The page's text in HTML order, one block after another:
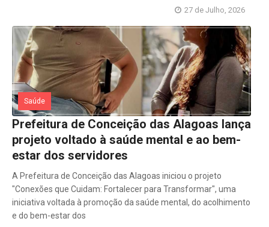
27 de Julho, 2026
Saúde
Prefeitura de Conceição das Alagoas lança
projeto voltado à saúde mental e ao bem-
estar dos servidores
A Prefeitura de Conceição das Alagoas iniciou o projeto
"Conexões que Cuidam: Fortalecer para Transformar", uma
iniciativa voltada à promoção da saúde mental, do acolhimento
e do bem-estar dos